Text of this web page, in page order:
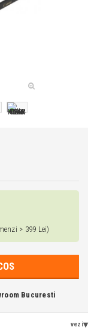
> 399 Lei)
Bucuresti
vezi